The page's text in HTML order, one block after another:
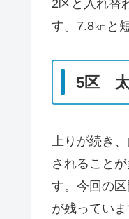
2区と入れ替
す。7.8㎞と
5区
上りが続き
されること
す。今回の
が残っていま